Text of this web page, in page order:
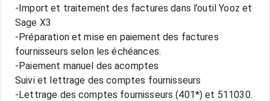
-Import et traitement des factures dans l’outil Yooz et
Sage X3
-Préparation et mise en paiement des factures
fournisseurs selon les échéances.
-Paiement manuel des acomptes
Suivi et lettrage des comptes fournisseurs
-Lettrage des comptes fournisseurs (401*) et 511030.